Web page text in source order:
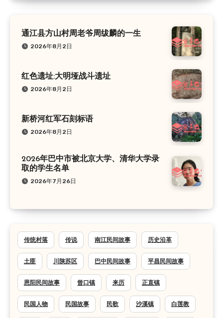
通江县方山村周老爷周绂麟的一生
2026年8月2日
红色遗址:大明垭战斗遗址
2026年8月2日
新桥河红军石刻标语
2026年8月2日
2026年巴中市被北京大学、清华大学录
取的学生名单
2026年7月26日
传统村落 传说 南江民间故事 历史沿革
土匪 川陕苏区 巴中民间故事 平昌民间故事
恩阳民间故事 曾口镇 来历 正直镇
民国人物 民国故事 民歌 沙溪镇 白莲教